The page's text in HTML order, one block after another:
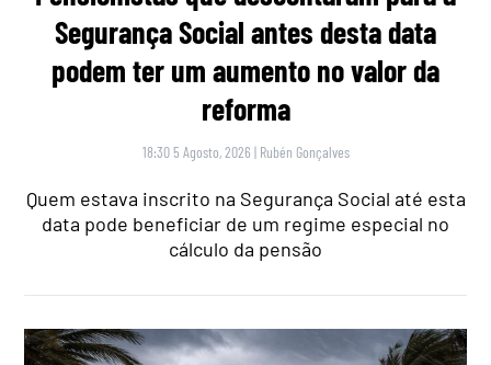
Segurança Social antes desta data
podem ter um aumento no valor da
reforma
18:30 5 Agosto, 2026 | Rubén Gonçalves
Quem estava inscrito na Segurança Social até esta
data pode beneficiar de um regime especial no
cálculo da pensão